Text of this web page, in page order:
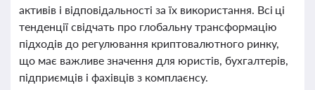
активів і відповідальності за їх використання. Всі ці
тенденції свідчать про глобальну трансформацію
підходів до регулювання криптовалютного ринку,
що має важливе значення для юристів, бухгалтерів,
підприємців і фахівців з комплаєнсу.